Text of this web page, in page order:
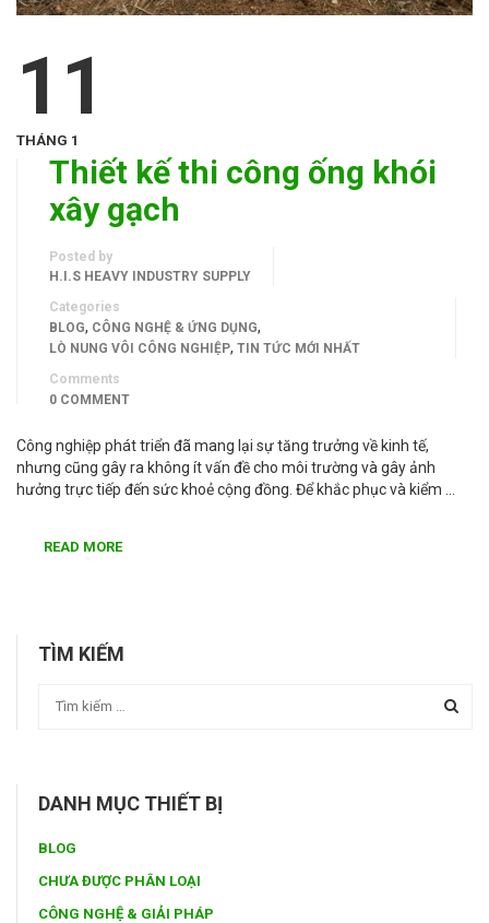
11
THÁNG 1
Thiết kế thi công ống khói
xây gạch
Posted by
H.I.S HEAVY INDUSTRY SUPPLY
Categories
BLOG, CÔNG NGHỆ & ỨNG DỤNG,
LÒ NUNG VÔI CÔNG NGHIỆP, TIN TỨC MỚI NHẤT
Comments
0 COMMENT
Công nghiệp phát triển đã mang lại sự tăng trưởng về kinh tế,
nhưng cũng gây ra không ít vấn đề cho môi trường và gây ảnh
hưởng trực tiếp đến sức khoẻ cộng đồng. Để khắc phục và kiểm …
READ MORE
TÌM KIẾM
DANH MỤC THIẾT BỊ
BLOG
CHƯA ĐƯỢC PHÂN LOẠI
CÔNG NGHỆ & GIẢI PHÁP